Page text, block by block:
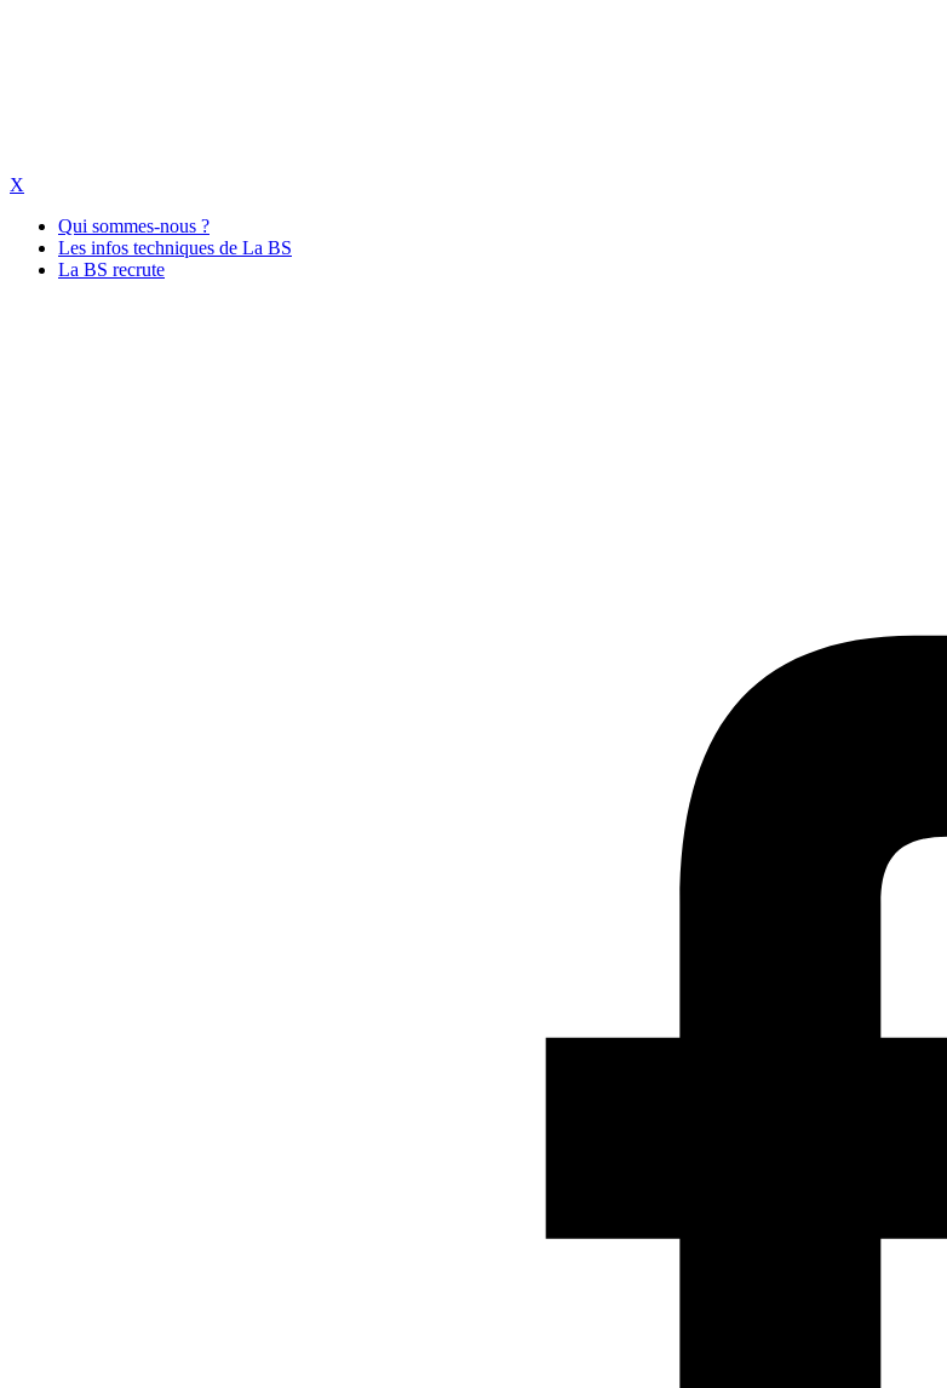
X
Qui sommes-nous ?
Les infos techniques de La BS
La BS recrute